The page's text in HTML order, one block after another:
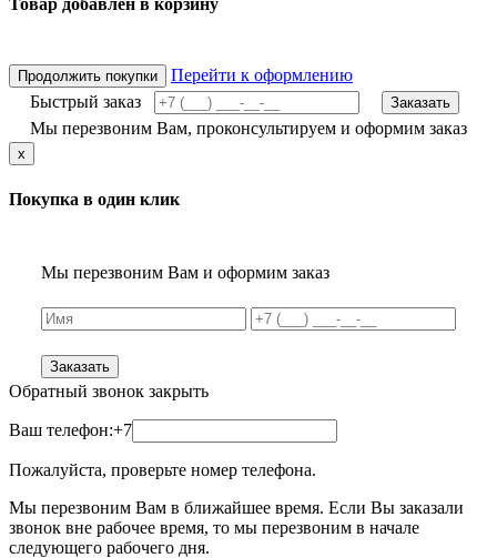
Товар добавлен в корзину
Продолжить покупки
Перейти к оформлению
Быстрый заказ
Заказать
Мы перезвоним Вам, проконсультируем и оформим заказ
x
Покупка в один клик
Мы перезвоним Вам и оформим заказ
Заказать
Обратный звонок закрыть
Ваш телефон:+7
Пожалуйста, проверьте номер телефона.
Мы перезвоним Вам в ближайшее время. Если Вы заказали
звонок вне рабочее время, то мы перезвоним в начале
следующего рабочего дня.